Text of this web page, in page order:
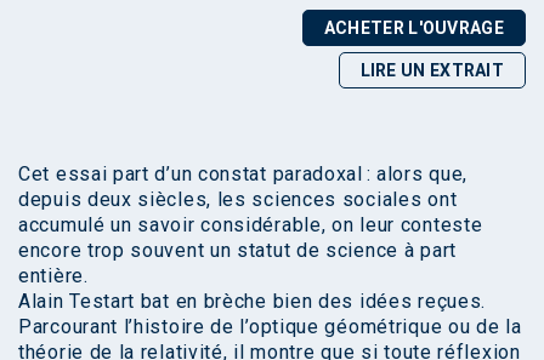
ACHETER L'OUVRAGE
LIRE UN EXTRAIT
Cet essai part d’un constat paradoxal : alors que,
depuis deux siècles, les sciences sociales ont
accumulé un savoir considérable, on leur conteste
encore trop souvent un statut de science à part
entière.
Alain Testart bat en brèche bien des idées reçues.
Parcourant l’histoire de l’optique géométrique ou de la
théorie de la relativité, il montre que si toute réflexion